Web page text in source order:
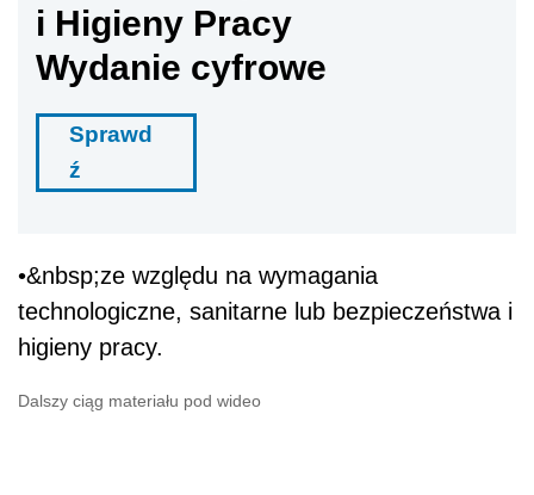
i Higieny Pracy
Wydanie cyfrowe
Sprawd
ź
•&nbsp;ze względu na wymagania
technologiczne, sanitarne lub bezpieczeństwa i
higieny pracy.
Dalszy ciąg materiału pod wideo